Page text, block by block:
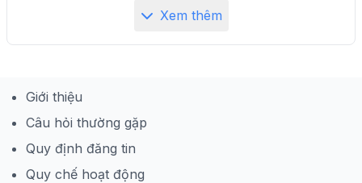
Xem thêm
Giới thiệu
Câu hỏi thường gặp
Quy định đăng tin
Quy chế hoạt động